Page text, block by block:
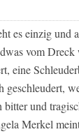
es einzig und
vom
eine
geschleudert,
und
Merkel